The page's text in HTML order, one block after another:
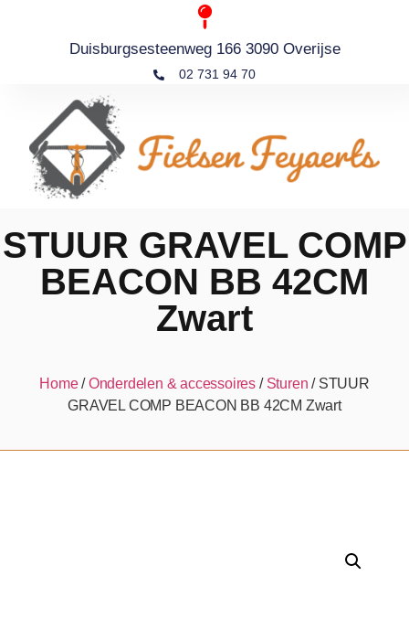
Duisburgsesteenweg 166 3090 Overijse
02 731 94 70
STUUR GRAVEL COMP
BEACON BB 42CM
Zwart
Home/Onderdelen & accessoires / Sturen / STUUR
GRAVEL COMP BEACON BB 42CM Zwart